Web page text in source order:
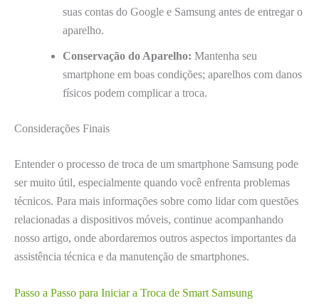
suas contas do Google e Samsung antes de entregar o
aparelho.
Conservação do Aparelho: Mantenha seu
smartphone em boas condições; aparelhos com danos
físicos podem complicar a troca.
Considerações Finais
Entender o processo de troca de um smartphone Samsung pode
ser muito útil, especialmente quando você enfrenta problemas
técnicos. Para mais informações sobre como lidar com questões
relacionadas a dispositivos móveis, continue acompanhando
nosso artigo, onde abordaremos outros aspectos importantes da
assistência técnica e da manutenção de smartphones.
Passo a Passo para Iniciar a Troca de Smart Samsung